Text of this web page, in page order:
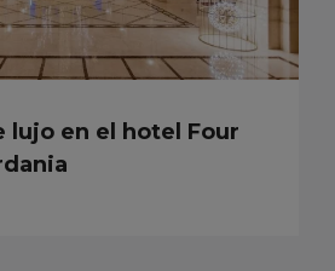
lujo en el hotel Four